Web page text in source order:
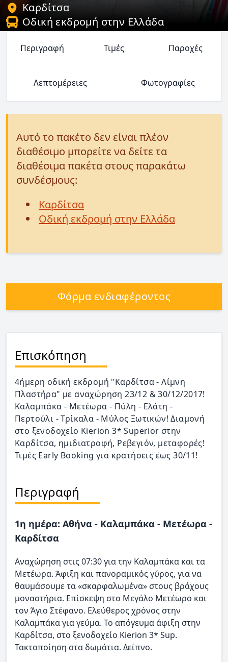
Καρδίτσα
Οδική εκδρομή στην Ελλάδα
Περιγραφή Τιμές Παροχές
Λεπτομέρειες Φωτογραφίες
Αυτό το πακέτο δεν είναι πλέον
διαθέσιμο μπορείτε να δείτε τα
διαθέσιμα πακέτα στους παρακάτω
συνδέσμους:
Καρδίτσα
Οδική εκδρομή στην Ελλάδα
Φόρμα ενδιαφέροντος
Επισκόπηση
4ήμερη οδική εκδρομή "Καρδίτσα - Λίμνη
Πλαστήρα" με αναχώρηση 23/12 & 30/12/2017!
Καλαμπάκα - Μετέωρα - Πύλη - Ελάτη -
Περτούλι - Τρίκαλα - Μύλος Ξωτικών! Διαμονή
στο ξενοδοχείο Kierion 3* Superior στην
Καρδίτσα, ημιδιατροφή, Ρεβεγιόν, μεταφορές!
Τιμές Early Booking για κρατήσεις έως 30/11!
Περιγραφή
1η ημέρα: Αθήνα - Καλαμπάκα - Μετέωρα -
Καρδίτσα
Αναχώρηση στις 07:30 για την Καλαμπάκα και τα
Μετέωρα. Άφιξη και πανοραμικός γύρος, για να
θαυμάσουμε τα «σκαρφαλωμένα» στους βράχους
μοναστήρια. Επίσκεψη στο Μεγάλο Μετέωρο και
τον Άγιο Στέφανο. Ελεύθερος χρόνος στην
Καλαμπάκα για γεύμα. Το απόγευμα άφιξη στην
Καρδίτσα, στο ξενοδοχείο Kierion 3* Sup.
Τακτοποίηση στα δωμάτια. Δείπνο.